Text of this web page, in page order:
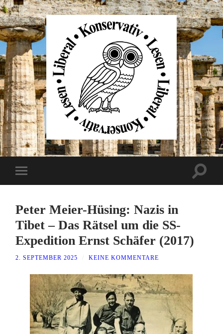
Liberal
Konservativ
Lesen
Menü
Peter Meier-Hüsing: Nazis in
Tibet – Das Rätsel um die SS-
Expedition Ernst Schäfer (2017)
2. SEPTEMBER 2025 KEINE KOMMENTARE